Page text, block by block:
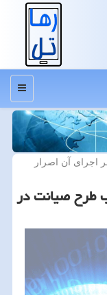
منو
آن اصرار
طرح صیانت در